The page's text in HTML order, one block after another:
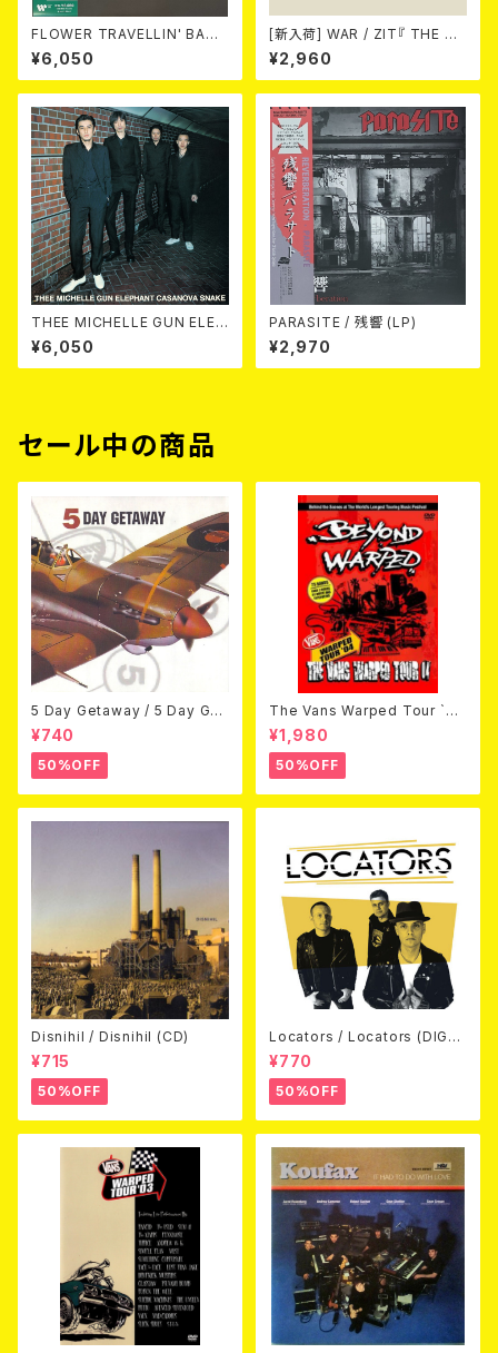
FLOWER TRAVELLIN' BAND
¥6,050
[新入荷] WAR / ZIT『 THE HE
CK( 12") 』
¥2,960
THEE MICHELLE GUN ELEP
HANT / CASANOVA SNAKE
2LP
¥6,050
PARASITE / 残響 (LP)
¥2,970
セール中の商品
5 Day Getaway / 5 Day Get
away (CDEP)
¥740
50%OFF
The Vans Warped Tour `04
Beyond Warped (国内盤DV
D)
¥1,980
50%OFF
Disnihil / Disnihil (CD)
¥715
50%OFF
Locators / Locators (DIGPA
CK CD)
¥770
50%OFF